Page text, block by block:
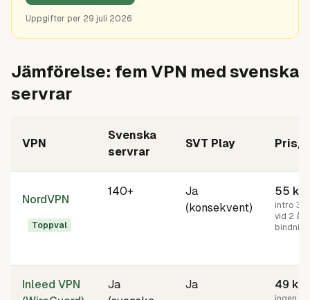
Uppgifter per 29 juli 2026
Jämförelse: fem VPN med svenska
servrar
VPN
Svenska
servrar
SVT Play Pris/
NordVPN
Toppval
140+
Ja
(konsekvent)
55 kr
intro 35
vid 2 års
bindning
Inleed VPN
Ja
Ja 49 kr